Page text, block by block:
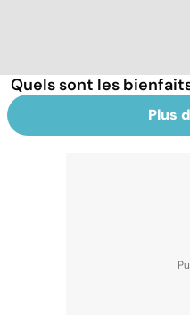
Quels sont les
Plus